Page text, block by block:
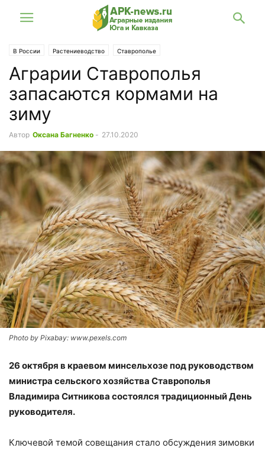
В России Растениеводство Ставрополье
Аграрии Ставрополья
запасаются кормами на
зиму
Автор Оксана Багненко - 27.10.2020
Photo by Pixabay: www.pexels.com
26 октября в краевом минсельхозе под руководством
министра сельского хозяйства Ставрополья
Владимира Ситникова состоялся традиционный День
руководителя.
Ключевой темой совещания стало обсуждения зимовки